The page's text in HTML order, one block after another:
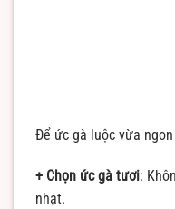
Để ức gà luộc vừa
+ Chọn ức gà tươi:
nhạt.